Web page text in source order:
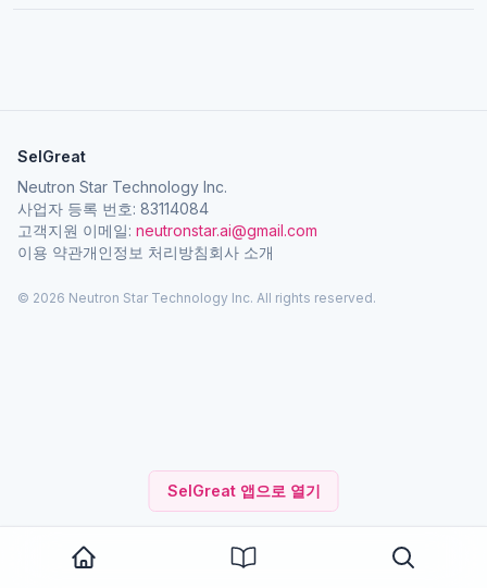
SelGreat 앱으로 열기
SelGreat
Neutron Star Technology Inc.
사업자 등록 번호: 83114084
고객지원 이메일: neutronstar.ai@gmail.com
이용 약관개인정보 처리방침회사 소개
© 2026 Neutron Star Technology Inc. All rights reserved.